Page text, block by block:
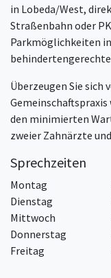
in Lobeda/West,
Straßenbahn oder
Parkmöglichkeiten
Überzeugen Sie sich
den minimierten
zweier Zahnärzte
Sprechzeiten
Montag
Dienstag
Mittwoch
Donnerstag
Freitag